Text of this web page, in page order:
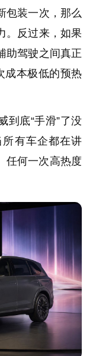
包装一次，那么
。反过来，如果
助驾驶之间真正
成本极低的预热
到底“手滑”了没
有车企都在讲
任何一次高热度